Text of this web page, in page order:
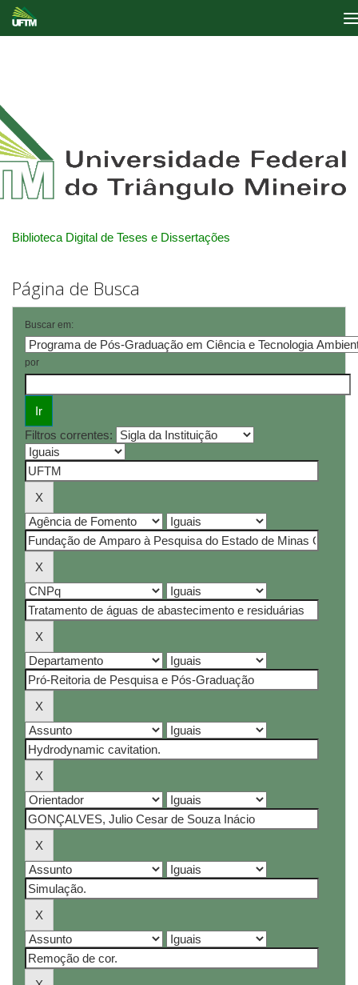
Biblioteca Digital de Teses e Dissertações
Página de Busca
Buscar em:
por
Filtros correntes: